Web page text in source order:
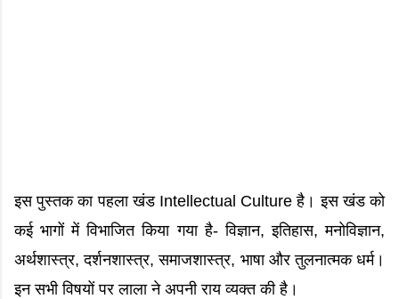
इस पुस्तक का पहला खंड Intellectual Culture है। इस खंड को
कई भागों में विभाजित किया गया है- विज्ञान, इतिहास, मनोविज्ञान,
अर्थशास्त्र, दर्शनशास्त्र, समाजशास्त्र, भाषा और तुलनात्मक धर्म।
इन सभी विषयों पर लाला ने अपनी राय व्यक्त की है।